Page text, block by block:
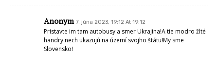
Anonym 7. júna 2023, 19:12 At 19:12
Pristavte im tam autobusy a smer Ukrajina!A tie modro žlté
handry nech ukazujú na území svojho štátu!My sme
Slovensko!